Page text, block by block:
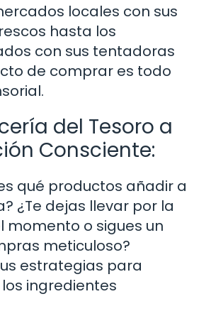
locales con sus
hasta los
con sus tentadoras
de comprar es todo
del Tesoro a
Consciente:
qué productos añadir a
¿Te dejas llevar por la
momento o sigues un
meticuloso?
estrategias para
ingredientes